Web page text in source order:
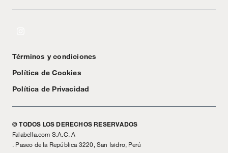
Textos Legales
Términos y condiciones
Política de Cookies
Política de Privacidad
© TODOS LOS DERECHOS RESERVADOS
Falabella.com S.A.C. A
. Paseo de la República 3220, San Isidro, Perú